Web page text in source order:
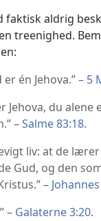
faktisk aldrig
treenighed.
én Jehova.” – 5
Jehova, du alene
–Salme 83:18.
liv: at de
Gud, og den
–
– Galaterne 3:20.